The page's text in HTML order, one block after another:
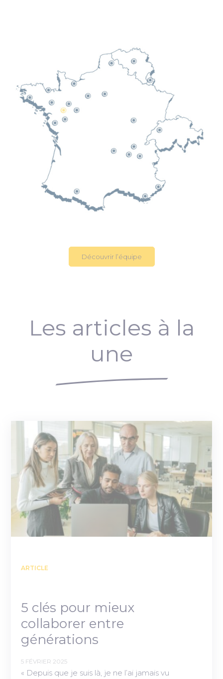
Découvrir l’équipe
Les articles à la
une
ARTICLE
5 clés pour mieux
collaborer entre
générations
5 FÉVRIER 2025
« Depuis que je suis là, je ne l’ai jamais vu